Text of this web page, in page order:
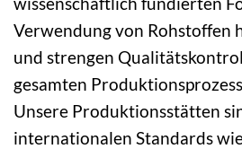
Verwendung von Rohstoffen
und strengen
gesamten
Unsere Produktionsstätten
internationalen Standards